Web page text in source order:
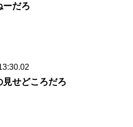
ーだろ
見せどころだろ